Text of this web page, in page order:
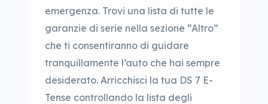
emergenza. Trovi una lista di tutte le
garanzie di serie nella sezione “Altro”
che ti consentiranno di guidare
tranquillamente l’auto che hai sempre
desiderato. Arricchisci la tua DS 7 E-
Tense controllando la lista degli